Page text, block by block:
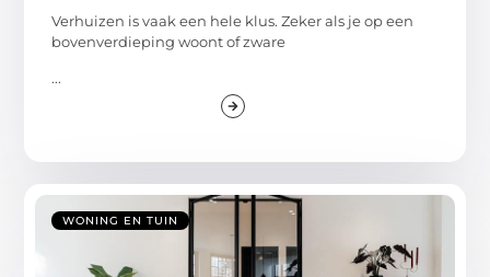
Verhuizen is vaak een hele klus. Zeker als je op een
bovenverdieping woont of zware
...
WONING EN TUIN